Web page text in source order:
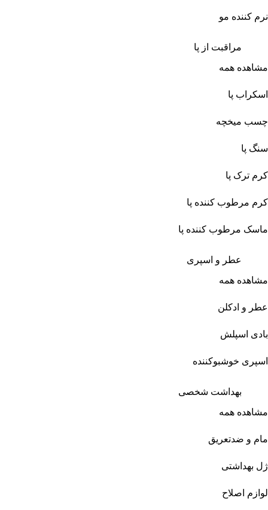
نرم کننده مو
مراقبت از پا
مشاهده همه
اسکراب پا
چسب میخچه
سنگ پا
کرم ترک پا
کرم مرطوب کننده پا
ماسک مرطوب کننده پا
عطر و اسپری
مشاهده همه
عطر و ادکلن
بادی اسپلش
اسپری خوشبوکننده
بهداشت شخصی
مشاهده همه
مام و ضدتعریق
ژل بهداشتی
لوازم اصلاح